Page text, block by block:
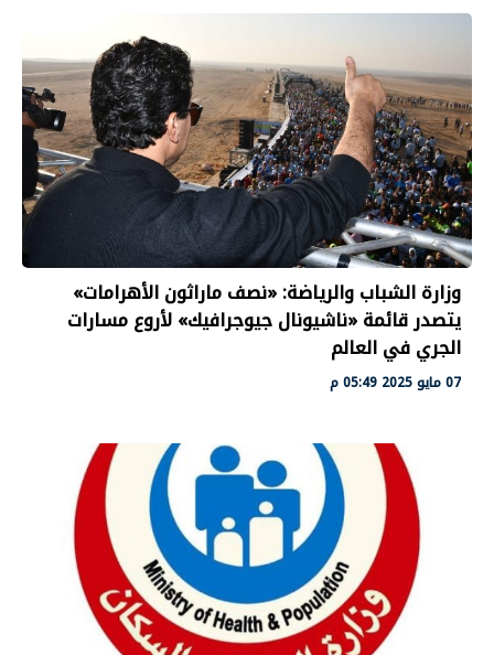
وزارة الشباب والرياضة: «نصف ماراثون الأهرامات»
يتصدر قائمة «ناشيونال جيوجرافيك» لأروع مسارات
الجري في العالم
07 مايو 2025 05:49 م